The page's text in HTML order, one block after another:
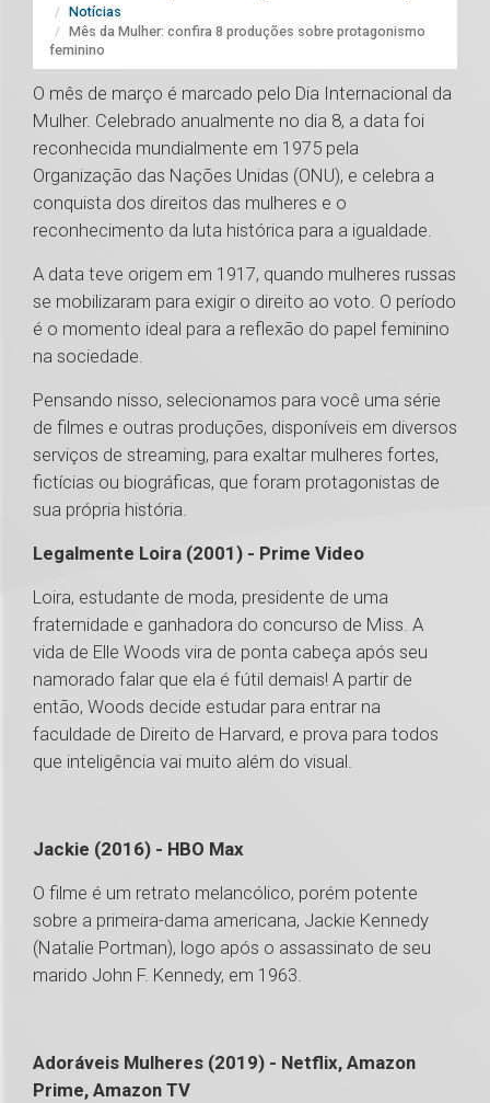
Notícias
Mês da Mulher: confira 8 produções sobre protagonismo
feminino
O mês de março é marcado pelo Dia Internacional da
Mulher. Celebrado anualmente no dia 8, a data foi
reconhecida mundialmente em 1975 pela
Organização das Nações Unidas (ONU), e celebra a
conquista dos direitos das mulheres e o
reconhecimento da luta histórica para a igualdade.
A data teve origem em 1917, quando mulheres russas
se mobilizaram para exigir o direito ao voto. O período
é o momento ideal para a reflexão do papel feminino
na sociedade.
Pensando nisso, selecionamos para você uma série
de filmes e outras produções, disponíveis em diversos
serviços de streaming, para exaltar mulheres fortes,
fictícias ou biográficas, que foram protagonistas de
sua própria história.
Legalmente Loira (2001) - Prime Video
Loira, estudante de moda, presidente de uma
fraternidade e ganhadora do concurso de Miss. A
vida de Elle Woods vira de ponta cabeça após seu
namorado falar que ela é fútil demais! A partir de
então, Woods decide estudar para entrar na
faculdade de Direito de Harvard, e prova para todos
que inteligência vai muito além do visual.
Jackie (2016) - HBO Max
O filme é um retrato melancólico, porém potente
sobre a primeira-dama americana, Jackie Kennedy
(Natalie Portman), logo após o assassinato de seu
marido John F. Kennedy, em 1963.
Adoráveis Mulheres (2019) - Netflix, Amazon
Prime, Amazon TV